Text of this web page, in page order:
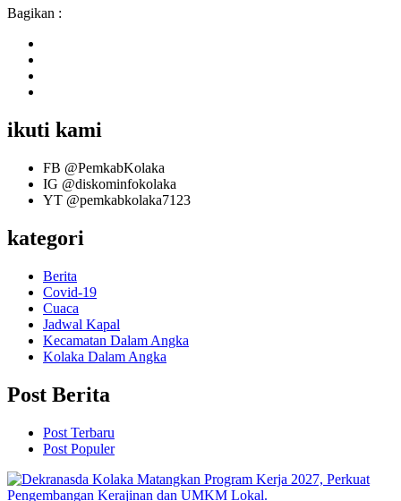
Bagikan :
ikuti kami
FB @PemkabKolaka
IG @diskominfokolaka
YT @pemkabkolaka7123
kategori
Berita
Covid-19
Cuaca
Jadwal Kapal
Kecamatan Dalam Angka
Kolaka Dalam Angka
Post Berita
Post Terbaru
Post Populer